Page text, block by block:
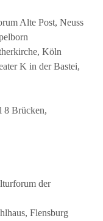
Alte Post, Neuss
Köln
K in der Bastei,
8 Brücken,
der
Flensburg